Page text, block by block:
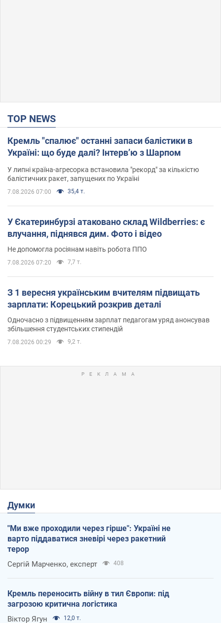
TOP NEWS
Кремль "спалює" останні запаси балістики в
Україні: що буде далі? Інтерв’ю з Шарпом
У липні країна-агресорка встановила "рекорд" за кількістю
балістичних ракет, запущених по Україні
7.08.2026 07:00 35,4 т.
У Єкатеринбурзі атаковано склад Wildberries: є
влучання, піднявся дим. Фото і відео
Не допомогла росіянам навіть робота ППО
7.08.2026 07:20 7,7 т.
З 1 вересня українським вчителям підвищать
зарплати: Корецький розкрив деталі
Одночасно з підвищенням зарплат педагогам уряд анонсував
збільшення студентських стипендій
7.08.2026 00:29 9,2 т.
Думки
"Ми вже проходили через гірше": Україні не
варто піддаватися зневірі через ракетний
терор
Сергій Марченко, експерт 408
Кремль переносить війну в тил Європи: під
загрозою критична логістика
Віктор Ягун 12,0 т.